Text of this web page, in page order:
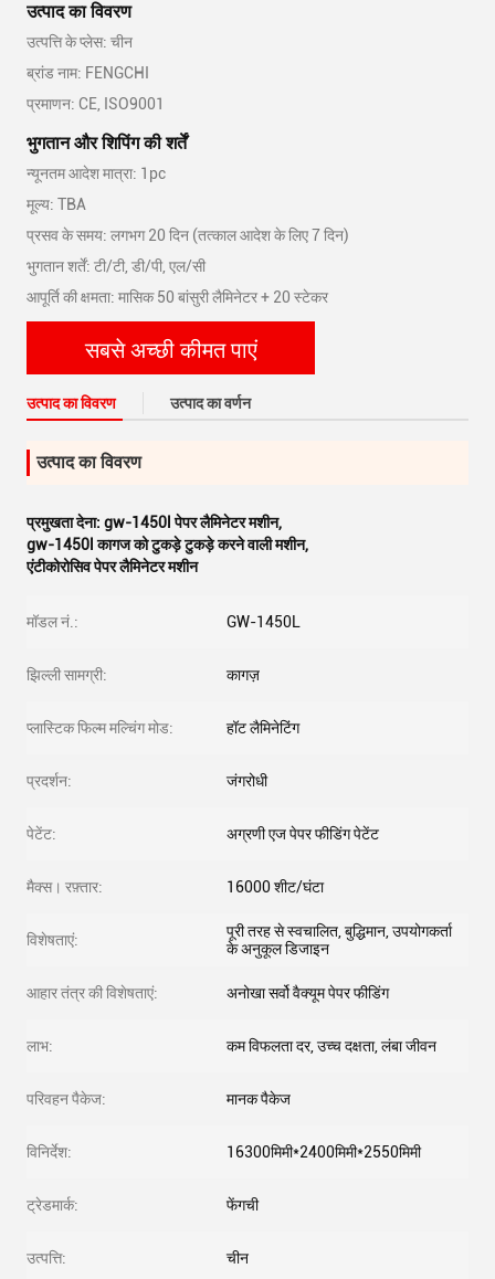
उत्पाद का विवरण
उत्पत्ति के प्लेस: चीन
ब्रांड नाम: FENGCHI
प्रमाणन: CE, ISO9001
भुगतान और शिपिंग की शर्तें
न्यूनतम आदेश मात्रा: 1pc
मूल्य: TBA
प्रसव के समय: लगभग 20 दिन (तत्काल आदेश के लिए 7 दिन)
भुगतान शर्तें: टी/टी, डी/पी, एल/सी
आपूर्ति की क्षमता: मासिक 50 बांसुरी लैमिनेटर + 20 स्टेकर
सबसे अच्छी कीमत पाएं
उत्पाद का विवरण उत्पाद का वर्णन
उत्पाद का विवरण
प्रमुखता देना: gw-1450l पेपर लैमिनेटर मशीन,
gw-1450l कागज को टुकड़े टुकड़े करने वाली मशीन,
एंटीकोरोसिव पेपर लैमिनेटर मशीन
मॉडल नं.: GW-1450L
झिल्ली सामग्री: कागज़
प्लास्टिक फिल्म मल्चिंग मोड: हॉट लैमिनेटिंग
प्रदर्शन: जंगरोधी
पेटेंट: अग्रणी एज पेपर फीडिंग पेटेंट
मैक्स। रफ़्तार: 16000 शीट/घंटा
विशेषताएं:
पूरी तरह से स्वचालित, बुद्धिमान, उपयोगकर्ता
के अनुकूल डिजाइन
आहार तंत्र की विशेषताएं: अनोखा सर्वो वैक्यूम पेपर फीडिंग
लाभ: कम विफलता दर, उच्च दक्षता, लंबा जीवन
परिवहन पैकेज: मानक पैकेज
विनिर्देश: 16300मिमी*2400मिमी*2550मिमी
ट्रेडमार्क: फेंगची
उत्पत्ति: चीन